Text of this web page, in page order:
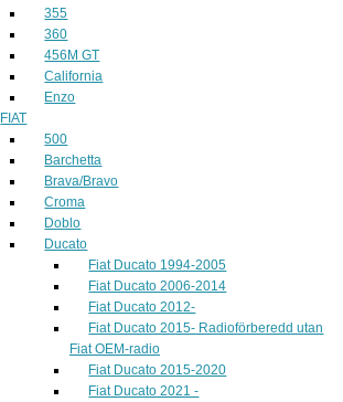
355
360
456M GT
California
Enzo
FIAT
500
Barchetta
Brava/Bravo
Croma
Doblo
Ducato
Fiat Ducato 1994-2005
Fiat Ducato 2006-2014
Fiat Ducato 2012-
Fiat Ducato 2015- Radioförberedd utan
Fiat OEM-radio
Fiat Ducato 2015-2020
Fiat Ducato 2021 -